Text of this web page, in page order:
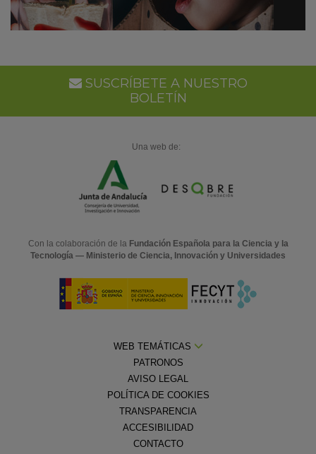
SUSCRÍBETE A NUESTRO
BOLETÍN
Una web de:
Con la colaboración de la Fundación Española para la Ciencia y la
Tecnología — Ministerio de Ciencia, Innovación y Universidades
WEB TEMÁTICAS
PATRONOS
AVISO LEGAL
POLÍTICA DE COOKIES
TRANSPARENCIA
ACCESIBILIDAD
CONTACTO